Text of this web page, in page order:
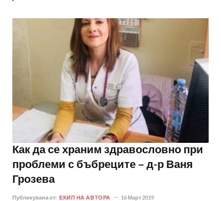
Как да се храним здравословно при
проблеми с бъбреците – д-р Ваня
Грозева
Публикувана от: ЕКИП НА АВТОРА 16 Март 2019